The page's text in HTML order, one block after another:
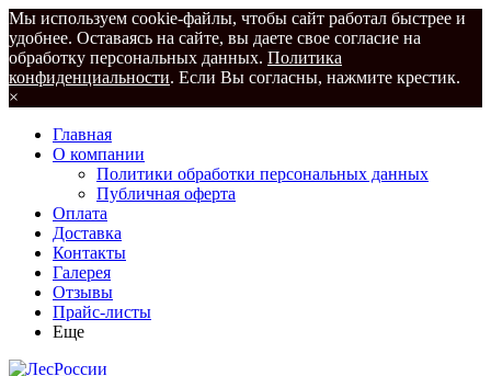
Мы используем cookie-файлы, чтобы сайт работал быстрее и
удобнее. Оставаясь на сайте, вы даете свое согласие на
обработку персональных данных. Политика
конфиденциальности. Если Вы согласны, нажмите крестик.
×
Главная
О компании
Политики обработки персональных данных
Публичная оферта
Оплата
Доставка
Контакты
Галерея
Отзывы
Прайс-листы
Еще